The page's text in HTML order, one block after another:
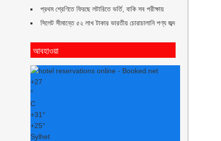
প্রথম শ্রেণিতে ফিরছে লটারিতে ভর্তি, বাকি সব পরীক্ষায়
সিলেট সীমান্তে ৫২ লাখ টাকার ভারতীয় চোরাচালানি পণ্য জব্দ
আবহাওয়া
+27
°
C
+31°
+25°
Sylhet